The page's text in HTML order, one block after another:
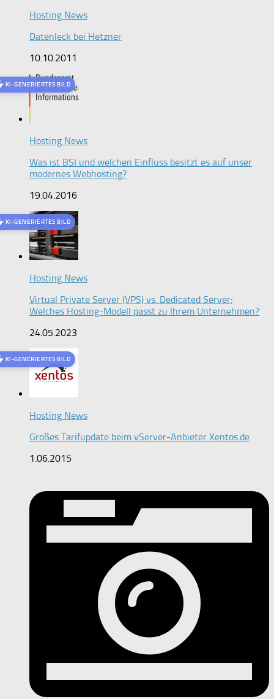
Hosting News
Datenleck bei Hetzner
10.10.2011
KI-GENERIERTES BILD
Hosting News
Was ist BSI und welchen Einfluss besitzt es auf unser
modernes Webhosting?
19.04.2016
KI-GENERIERTES BILD
Hosting News
Virtual Private Server (VPS) vs. Dedicated Server:
Welches Hosting-Modell passt zu Ihrem Unternehmen?
24.05.2023
KI-GENERIERTES BILD
Hosting News
Großes Tarifupdate beim vServer-Anbieter Xentos.de
1.06.2015